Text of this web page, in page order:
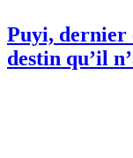
Puyi, dernier
destin qu’il